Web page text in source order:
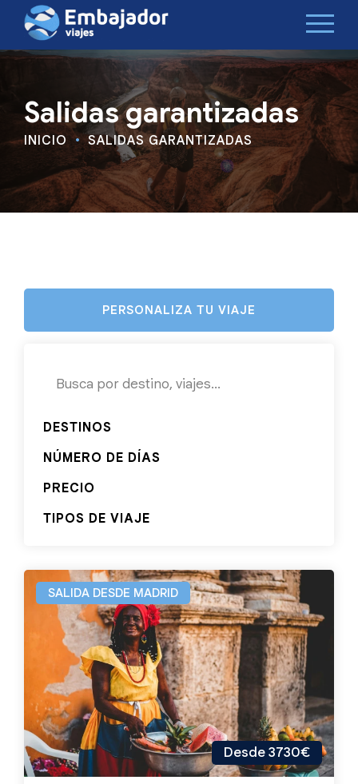
Salidas garantizadas
INICIO SALIDAS GARANTIZADAS
PERSONALIZA TU VIAJE
DESTINOS
NÚMERO DE DÍAS
PRECIO
TIPOS DE VIAJE
Desde 3730€
SALIDA DESDE MADRID